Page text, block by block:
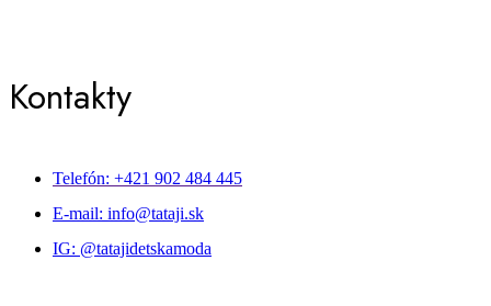
Kontakty
Telefón: +421 902 484 445
E-mail: info@tataji.sk
IG: @tatajidetskamoda